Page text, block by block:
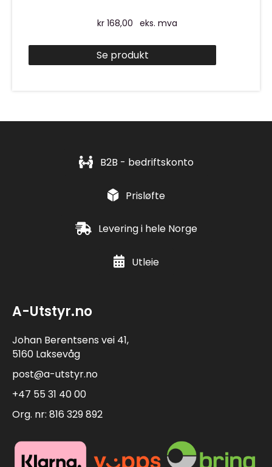
kr 168,00 eks. mva
Se produkt
B2B - bedriftskonto
Prisløfte
Levering i hele Norge
Utleie
A-Utstyr.no
Johan Berentsens vei 41,
5160 Laksevåg
post@a-utstyr.no
+47 55 31 40 00
Org. nr: 816 329 892